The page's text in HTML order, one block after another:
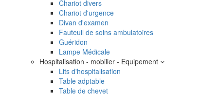
Chariot divers
Chariot d'urgence
Divan d'examen
Fauteuil de soins ambulatoires
Guéridon
Lampe Médicale
Hospitalisation - mobilier - Equipement
Lits d'hospitalisation
Table adptable
Table de chevet